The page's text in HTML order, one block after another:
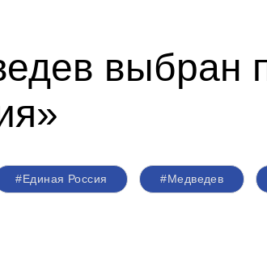
выбран
#Единая Россия #Медведев